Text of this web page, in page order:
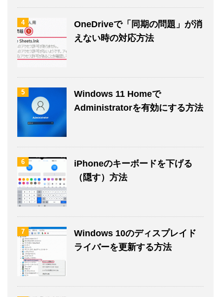
4
OneDriveで「同期の問題」が消
えない時の対応方法
5
Windows 11 Homeで
Administratorを有効にする方法
6
iPhoneのキーボードを下げる
（隠す）方法
7
Windows 10のディスプレイド
ライバーを更新する方法